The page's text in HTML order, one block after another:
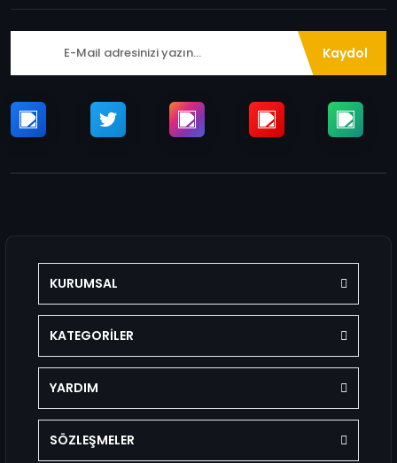
Kaydol
KURUMSAL
KATEGORİLER
YARDIM
SÖZLEŞMELER